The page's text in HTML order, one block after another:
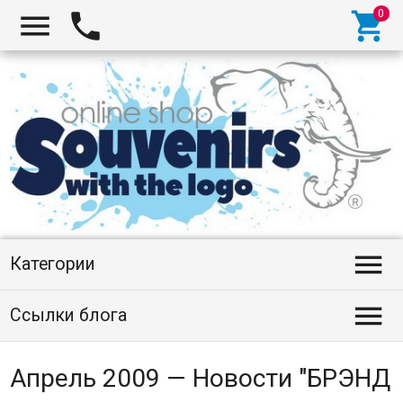
  
Категории 
Ссылки блога 
Апрель 2009 — Новости "БРЭНД